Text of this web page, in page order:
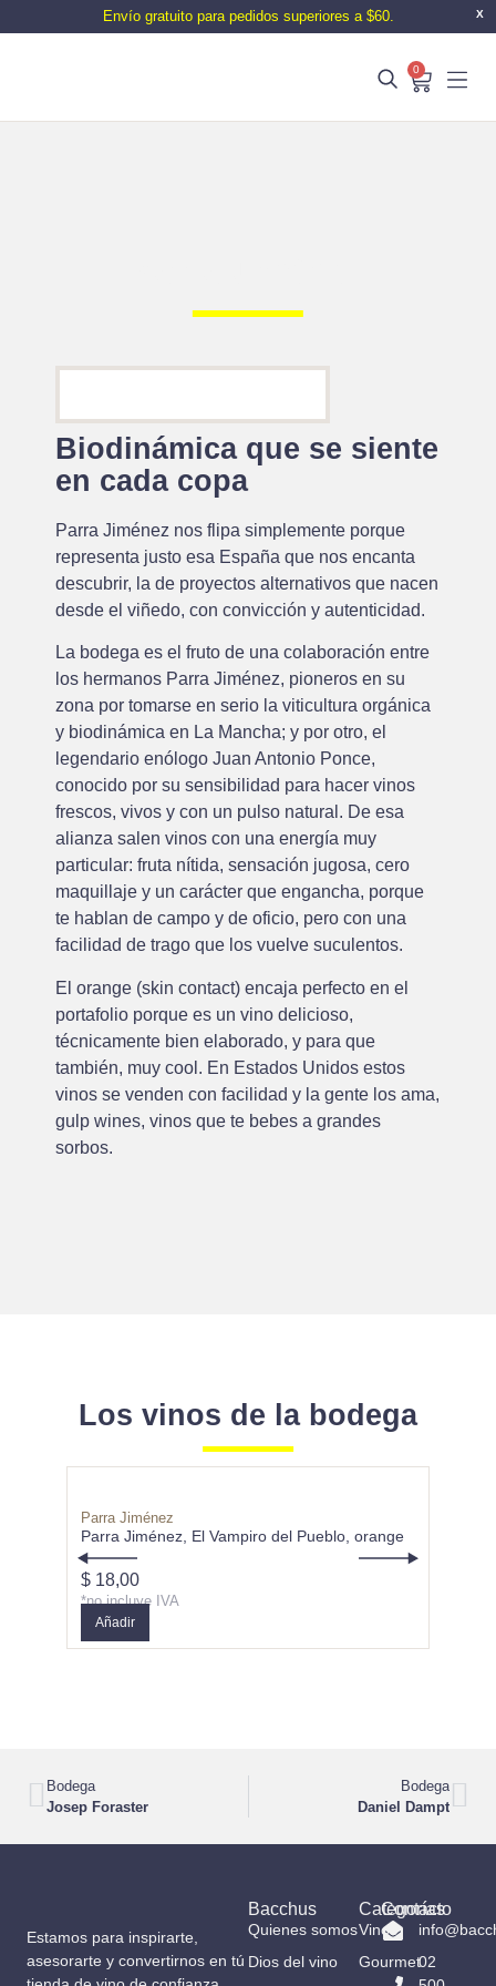
X
Envío gratuito para pedidos superiores a $60.
0
Biodinámica que se siente
en cada copa
Parra Jiménez nos flipa simplemente porque
representa justo esa España que nos encanta
descubrir, la de proyectos alternativos que nacen
desde el viñedo, con convicción y autenticidad.
La bodega es el fruto de una colaboración entre
los hermanos Parra Jiménez, pioneros en su
zona por tomarse en serio la viticultura orgánica
y biodinámica en La Mancha; y por otro, el
legendario enólogo Juan Antonio Ponce,
conocido por su sensibilidad para hacer vinos
frescos, vivos y con un pulso natural. De esa
alianza salen vinos con una energía muy
particular: fruta nítida, sensación jugosa, cero
maquillaje y un carácter que engancha, porque
te hablan de campo y de oficio, pero con una
facilidad de trago que los vuelve suculentos.
El orange (skin contact) encaja perfecto en el
portafolio porque es un vino delicioso,
técnicamente bien elaborado, y para que
también, muy cool. En Estados Unidos estos
vinos se venden con facilidad y la gente los ama,
gulp wines, vinos que te bebes a grandes
sorbos.
Los vinos de la bodega
Parra Jiménez
Parra Jiménez, El Vampiro del Pueblo, orange
$ 18,00
*no incluye IVA
Añadir
Bodega
Josep Foraster
Bodega
Daniel Dampt
Estamos para inspirarte,
asesorarte y convertirnos en tú
Bacchus
Quienes somos
Dios del vino
Categorías
Vinos
Gourmet
Contacto
02